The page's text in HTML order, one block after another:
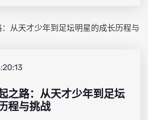
之路：从天才少年到足坛
程与挑战